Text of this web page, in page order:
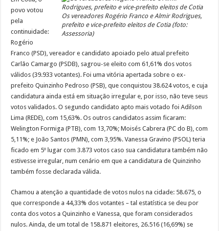
Os vereadores Rogério Franco e Almir Rodrigues,
prefeito e vice-prefeito eleitos de Cotia (foto:
Assessoria)
povo votou
pela
continuidade:
Rogério
Franco (PSD), vereador e candidato apoiado pelo atual prefeito
Carlão Camargo (PSDB), sagrou-se eleito com 61,61% dos votos
válidos (39.933 votantes). Foi uma vitória apertada sobre o ex-
prefeito Quinzinho Pedroso (PSB), que conquistou 38.624 votos, e cuja
candidatura ainda está em situação irregular e, por isso, não teve seus
votos validados. O segundo candidato apto mais votado foi Adilson
Lima (REDE), com 15,63%. Os outros candidatos assim ficaram:
Welington Formiga (PTB), com 13,70%; Moisés Cabrera (PC do B), com
5,11%; e João Santos (PMN), com 3,95%. Vanessa Gravino (PSOL) teria
ficado em 5º lugar com 3.873 votos caso sua candidatura também não
estivesse irregular, num cenário em que a candidatura de Quinzinho
também fosse declarada válida.
Chamou a atenção a quantidade de votos nulos na cidade: 58.675, o
que corresponde a 44,33% dos votantes – tal estatística se deu por
conta dos votos a Quinzinho e Vanessa, que foram considerados
nulos. Ainda, de um total de 158.871 eleitores, 26.516 (16,69%) se